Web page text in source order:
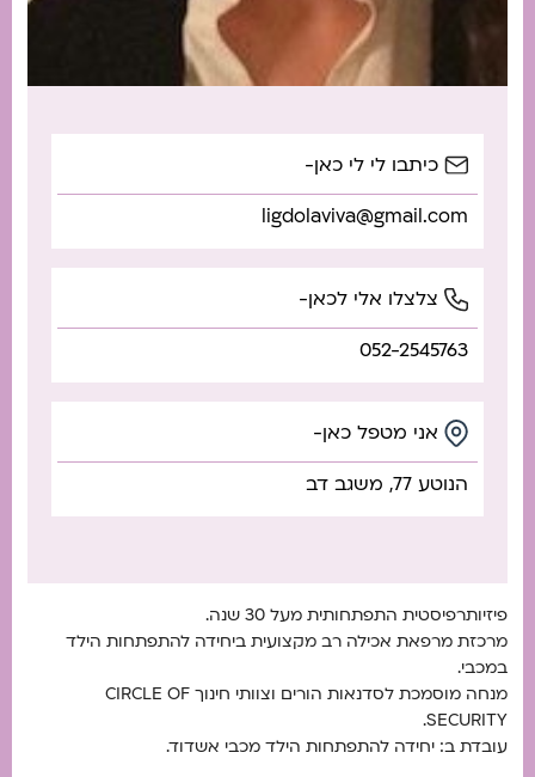
כיתבו לי לי כאן-
ligdolaviva@gmail.com
צלצלו אלי לכאן-
052-2545763
אני מטפל כאן-
הנוטע 77, משגב דב
פיזיותרפיסטית התפתחותית מעל 30 שנה.
מרכזת מרפאת אכילה רב מקצועית ביחידה להתפתחות הילד
במכבי.
מנחה מוסמכת לסדנאות הורים וצוותי חינוך CIRCLE OF
SECURITY.
עובדת ב: יחידה להתפתחות הילד מכבי אשדוד.